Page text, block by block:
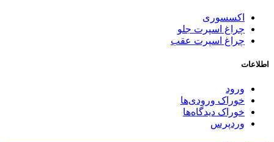
اکسسوری
چراغ اسپرت جلو
چراغ اسپرت عقب
اطلاعات
ورود
خوراک ورودی‌ها
خوراک دیدگاه‌ها
وردپرس